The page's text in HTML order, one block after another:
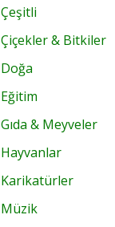
Çeşitli
Çiçekler & Bitkiler
Doğa
Eğitim
Gıda & Meyveler
Hayvanlar
Karikatürler
Müzik